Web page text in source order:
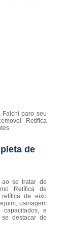
Falchi paro seu
Retifica
de
ao se tratar de
Retífica de
retífica de eixo
usinagem
capacitados, e
destacar de